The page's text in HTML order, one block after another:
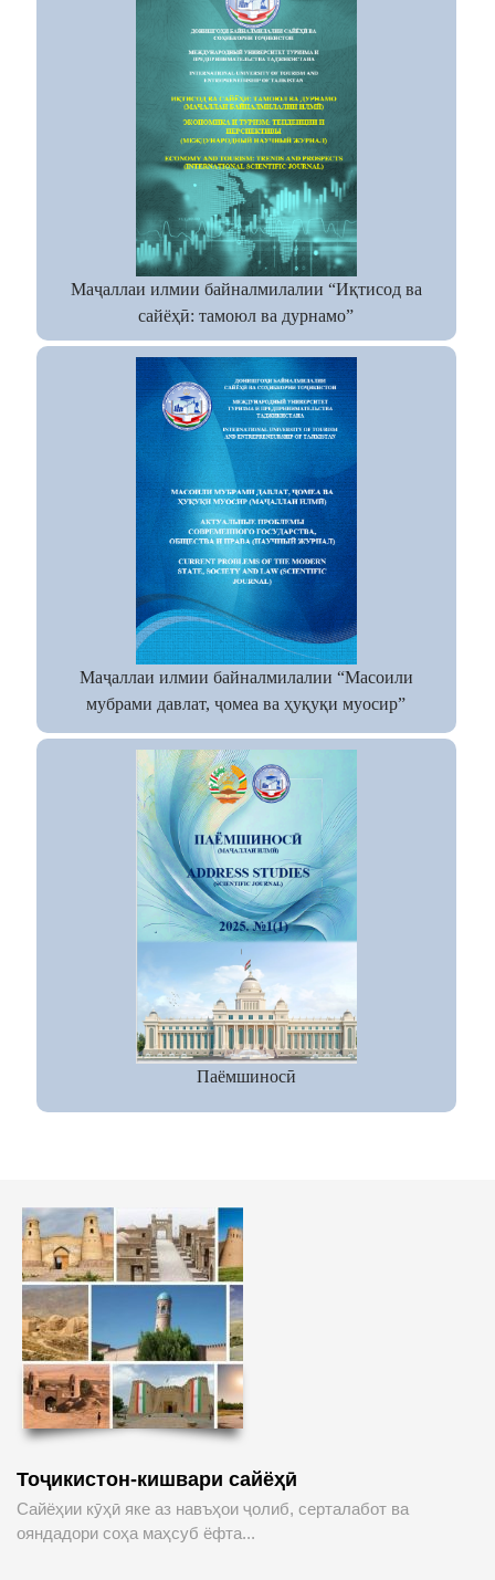
Маҷаллаи илмии байналмилалии “Иқтисод ва
сайёҳӣ: тамоюл ва дурнамо”
Маҷаллаи илмии байналмилалии “Масоили
мубрами давлат, ҷомеа ва ҳуқуқи муосир”
Паёмшиносӣ
Тоҷикистон-кишвари сайёҳӣ
Сайёҳии кӯҳӣ яке аз навъҳои ҷолиб, серталабот ва
ояндадори соҳа маҳсуб ёфта...